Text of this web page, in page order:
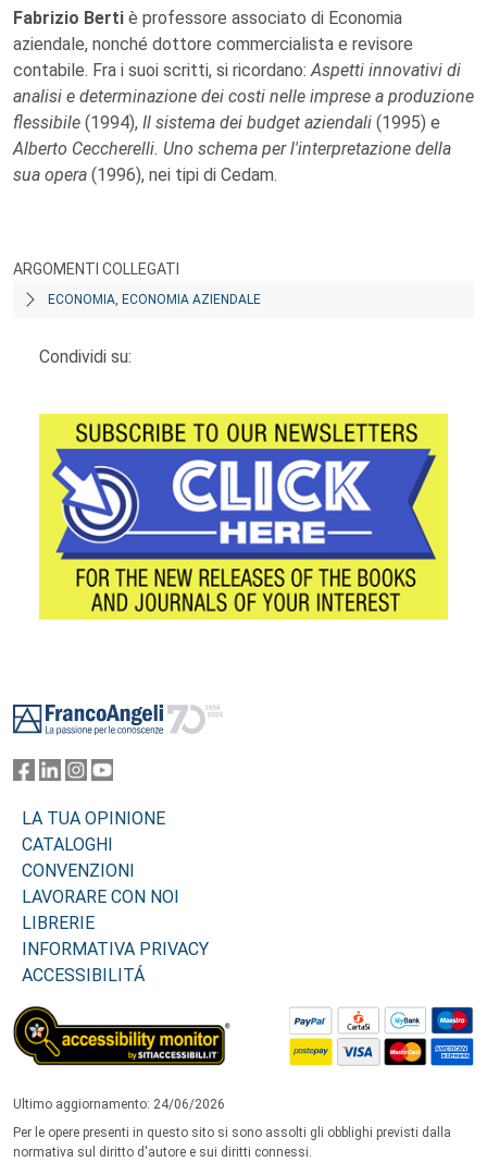
Fabrizio Berti è professore associato di Economia
aziendale, nonché dottore commercialista e revisore
contabile. Fra i suoi scritti, si ricordano:Aspetti innovativi di
analisi e determinazione dei costi nelle imprese a produzione
flessibile (1994), Il sistema dei budget aziendali (1995) e
Alberto Ceccherelli. Uno schema per l'interpretazione della
sua opera (1996), nei tipi di Cedam.
ARGOMENTI COLLEGATI
ECONOMIA, ECONOMIA AZIENDALE
Condividi su:
LA TUA OPINIONE
CATALOGHI
CONVENZIONI
LAVORARE CON NOI
LIBRERIE
INFORMATIVA PRIVACY
ACCESSIBILITÁ
Ultimo aggiornamento: 24/06/2026
Per le opere presenti in questo sito si sono assolti gli obblighi previsti dalla
normativa sul diritto d'autore e sui diritti connessi.